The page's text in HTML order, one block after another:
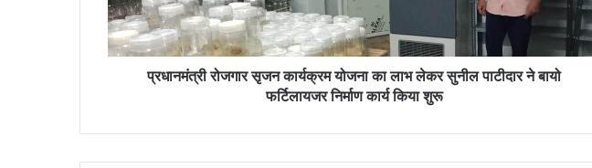
पाटीदार
ने
बायो
प्रधानमंत्री रोजगार सृजन कार्यक्रम योजना का लाभ लेकर सुनील पाटीदार ने बायो
फर्टिलायजर निर्माण कार्य किया शुरू